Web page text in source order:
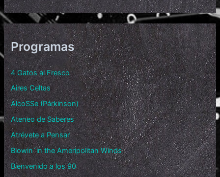
Programas
4 Gatos al Fresco
Aires Celtas
AlcoSSe (Párkinson)
Ateneo de Saberes
Atrévete a Pensar
Blowin´in the Ameripolitan Winds
Bienvenido a los 90